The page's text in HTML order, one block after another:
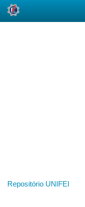
Repositório UNIFEI